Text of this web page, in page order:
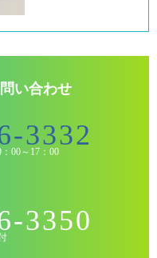
い合わせ
3332
00～17：00
3350